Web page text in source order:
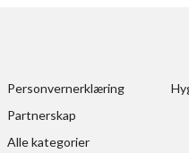
Personvernerklæring
Partnerskap
Alle kategorier